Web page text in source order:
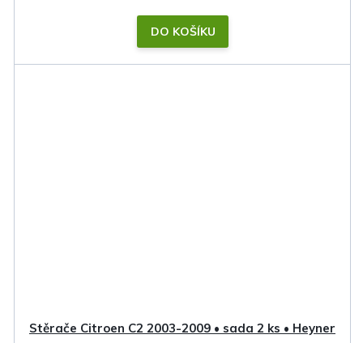
DO KOŠÍKU
Stěrače Citroen C2 2003-2009 • sada 2 ks • Heyner